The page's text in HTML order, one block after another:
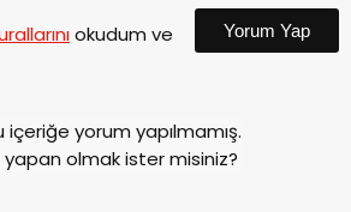
okudum ve
Yorum Yap
içeriğe yorum yapılmamış.
yapan olmak ister misiniz?